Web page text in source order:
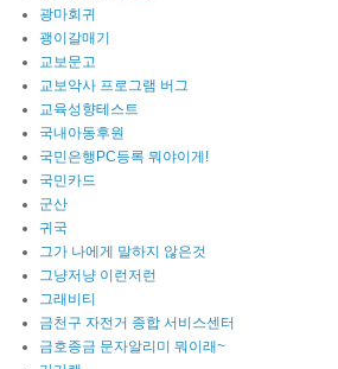
광마회귀
괭이갈매기
교보문고
교보악사 프로그램 버그
교육성향테스트
국내아동후원
국민은행PC등록 뭐야이게!
국민카드
군산
귀국
그가 나에게 말하지 않은것
그냥저냥 이런저런
그래비티
금천구 자전거 종합 서비스센터
금호종금 문자알리미 뭐이래~